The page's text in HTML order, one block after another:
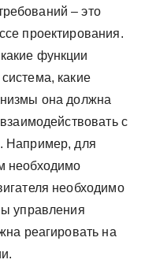
– это
проектирования.
функции
какие
она должна
с
Например, для
необходимо
необходимо
управления
реагировать на